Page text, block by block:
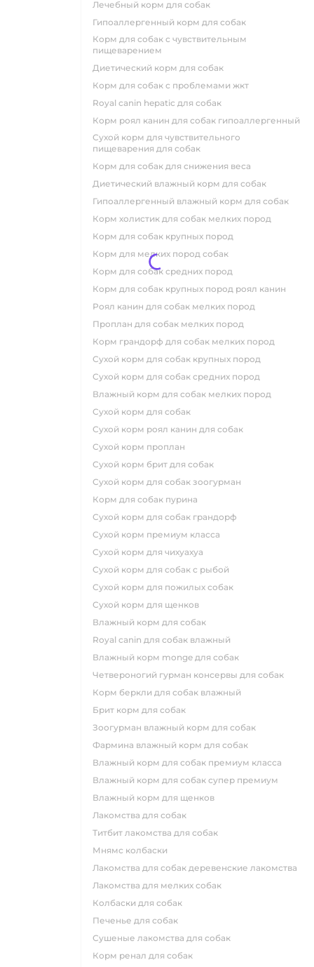
лечебный корм для собак
гипоаллергенный корм для собак
корм для собак с чувствительным
пищеварением
диетический корм для собак
корм для собак с проблемами жкт
royal canin hepatic для собак
корм роял канин для собак гипоаллергенный
сухой корм для чувствительного
пищеварения для собак
корм для собак для снижения веса
диетический влажный корм для собак
гипоаллергенный влажный корм для собак
корм холистик для собак мелких пород
корм для собак крупных пород
корм для мелких пород собак
корм для собак средних пород
корм для собак крупных пород роял канин
роял канин для собак мелких пород
проплан для собак мелких пород
корм грандорф для собак мелких пород
сухой корм для собак крупных пород
сухой корм для собак средних пород
влажный корм для собак мелких пород
сухой корм для собак
сухой корм роял канин для собак
сухой корм проплан
сухой корм брит для собак
сухой корм для собак зоогурман
корм для собак пурина
сухой корм для собак грандорф
сухой корм премиум класса
сухой корм для чихуахуа
сухой корм для собак с рыбой
сухой корм для пожилых собак
сухой корм для щенков
влажный корм для собак
royal canin для собак влажный
влажный корм monge для собак
четвероногий гурман консервы для собак
корм беркли для собак влажный
брит корм для собак
зоогурман влажный корм для собак
фармина влажный корм для собак
влажный корм для собак премиум класса
влажный корм для собак супер премиум
влажный корм для щенков
лакомства для собак
титбит лакомства для собак
мнямс колбаски
лакомства для собак деревенские лакомства
лакомства для мелких собак
колбаски для собак
печенье для собак
сушеные лакомства для собак
корм ренал для собак